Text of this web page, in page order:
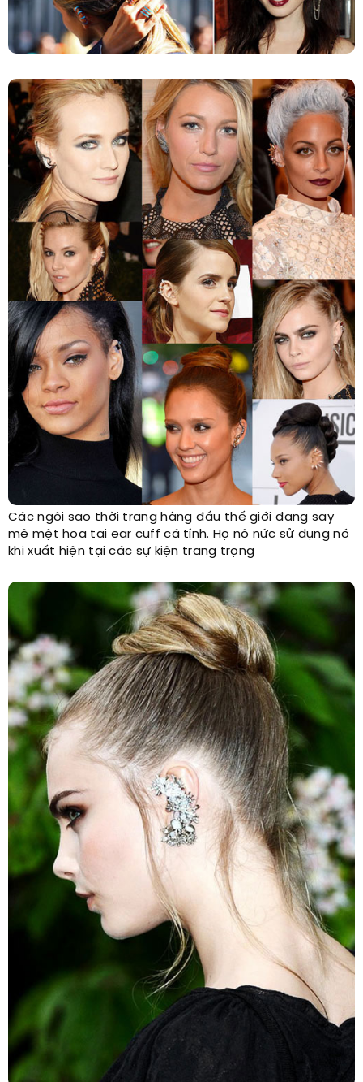
Các ngôi sao thời trang hàng đầu thế giới đang say
mê mệt hoa tai ear cuff cá tính. Họ nô nức sử dụng nó
khi xuất hiện tại các sự kiện trang trọng